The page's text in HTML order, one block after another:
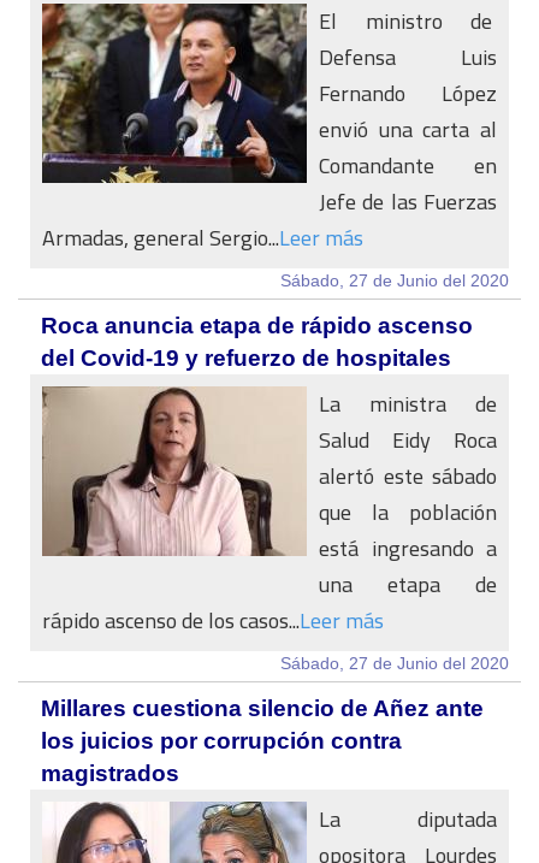
El ministro de
Defensa Luis
Fernando López
envió una carta al
Comandante en
Jefe de las Fuerzas
Armadas, general Sergio...Leer más
Sábado, 27 de Junio del 2020
Roca anuncia etapa de rápido ascenso
del Covid-19 y refuerzo de hospitales
La ministra de
Salud Eidy Roca
alertó este sábado
que la población
está ingresando a
una etapa de
rápido ascenso de los casos...Leer más
Sábado, 27 de Junio del 2020
Millares cuestiona silencio de Añez ante
los juicios por corrupción contra
magistrados
La diputada